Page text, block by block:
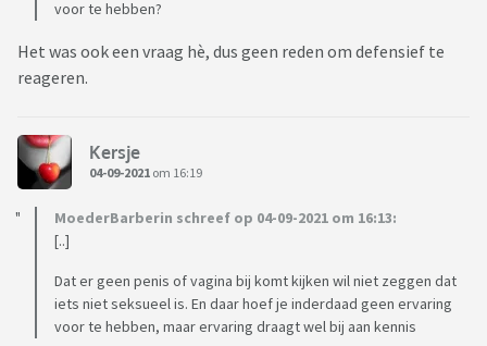
voor te hebben?
Het was ook een vraag hè, dus geen reden om defensief te
reageren.
Kersje
04-09-2021 om 16:19
MoederBarberin schreef op 04-09-2021 om 16:13:
[..]
Dat er geen penis of vagina bij komt kijken wil niet zeggen dat
iets niet seksueel is. En daar hoef je inderdaad geen ervaring
voor te hebben, maar ervaring draagt wel bij aan kennis